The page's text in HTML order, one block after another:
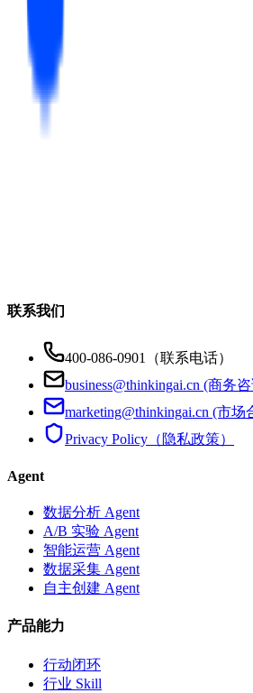
联系我们
400-086-0901（联系电话）
business@thinkingai.cn (商务
marketing@thinkingai.cn (市场
Privacy Policy（隐私政策）
Agent
数据分析 Agent
A/B 实验 Agent
智能运营 Agent
数据采集 Agent
自主创建 Agent
产品能力
行动闭环
行业 Skill